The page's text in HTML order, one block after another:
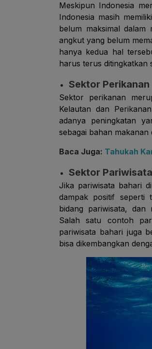
Meskipun Indonesia
Indonesia masih
belum maksimal dalam
angkut yang belum
hanya kedua hal
harus terus ditingkatkan
Sektor Perikanan
Sektor perikanan
Kelautan dan
adanya peningkatan
sebagai bahan makanan
Baca Juga: Tahukah
Sektor
Jika pariwisata bahari
dampak positif seperti
bidang pariwisata, dan
Salah satu contoh
pariwisata bahari juga
bisa dikembangkan